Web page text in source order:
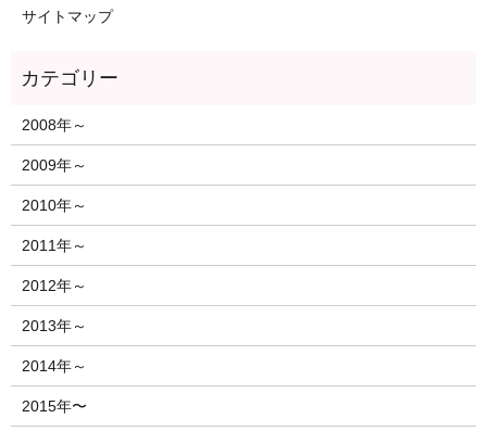
サイトマップ
2008年～
2009年～
2010年～
2011年～
2012年～
2013年～
2014年～
2015年〜